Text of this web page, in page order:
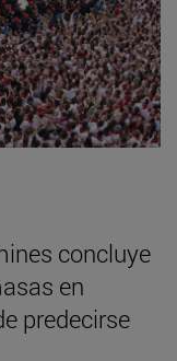
concluye
en
predecirse